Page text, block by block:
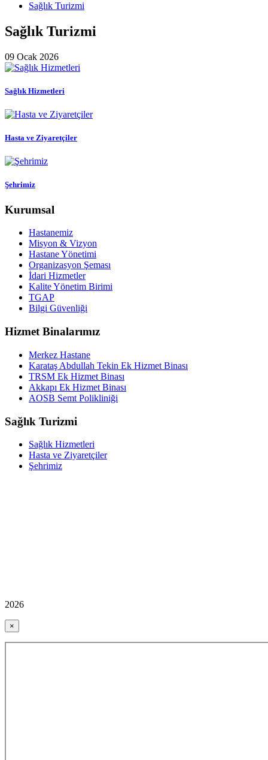
Sağlık Turizmi
Sağlık Turizmi
09 Ocak 2026
Sağlık Hizmetleri
Hasta ve Ziyaretçiler
Şehrimiz
Kurumsal
Hastanemiz
Misyon & Vizyon
Hastane Yönetimi
Organizasyon Şeması
İdari Hizmetler
Kalite Yönetim Birimi
TGAP
Bilgi Güvenliği
Hizmet Binalarımız
Merkez Hastane
Karataş Abdullah Tekin Ek Hizmet Binası
TRSM Ek Hizmet Binası
Akkapı Ek Hizmet Binası
AOSB Semt Polikliniği
Sağlık Turizmi
Sağlık Hizmetleri
Hasta ve Ziyaretçiler
Şehrimiz
2026
×